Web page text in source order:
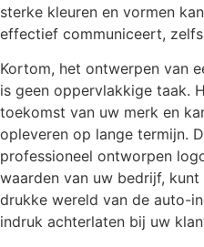
sterke kleuren en vormen
effectief communiceert,
Kortom, het ontwerpen van
is geen oppervlakkige taak.
toekomst van uw merk en
opleveren op lange termijn.
professioneel ontworpen
waarden van uw bedrijf,
drukke wereld van de auto-
indruk achterlaten bij uw